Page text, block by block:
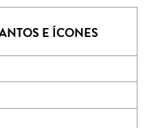
E ÍCONES